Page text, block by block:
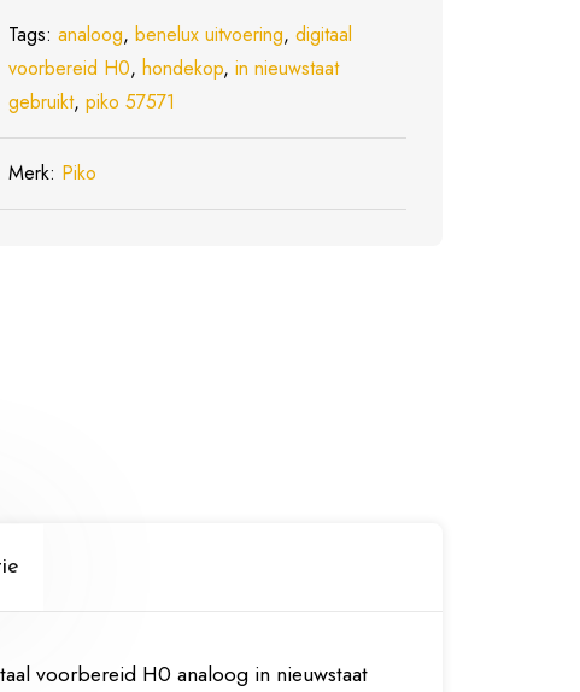
Tags:analoog,benelux uitvoering,digitaal
voorbereid H0,hondekop,in nieuwstaat
gebruikt,piko 57571
Merk: Piko
voorbereid H0 analoog in nieuwstaat